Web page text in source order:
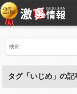
タグ「いじめ」の記